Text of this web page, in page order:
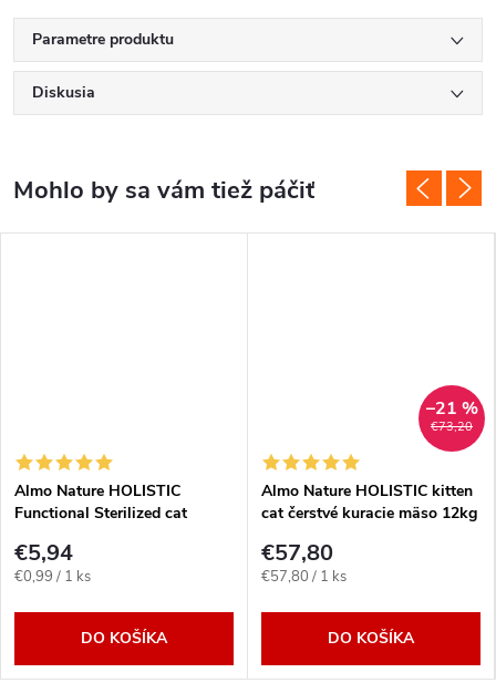
Parametre produktu
Diskusia
Almo Nature HOLISTIC
Functional Sterilized cat
€5,94
Jednotková
€0,99 / 1 ks
DO KOŠÍKA
€73,20
–21 %
Almo Nature HOLISTIC kitten
cat čerstvé kuracie mäso 12kg
€57,80
Jednotková
€57,80 / 1 ks
DO KOŠÍKA